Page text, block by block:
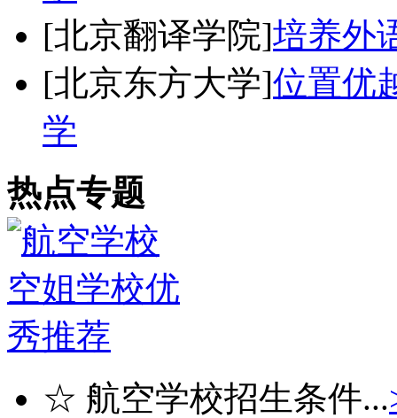
[北京翻译学院]培养外
[北京东方大学]位置优
学
热点专题
☆ 航空学校招生条件...